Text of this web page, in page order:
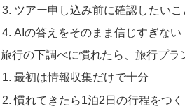
ツアー申し込み前に確認したいこ
AIの答えをそのまま信じすぎない
旅行の下調べに慣れたら、旅行プラ
最初は情報収集だけで十分
慣れてきたら1泊2日の行程をつ